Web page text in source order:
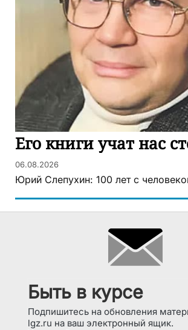
Его книги учат нас
06.08.2026
Юрий Слепухин: 100 лет с
Быть в курсе
Подпишитесь на обновления
lgz.ru на ваш электронный ящик.